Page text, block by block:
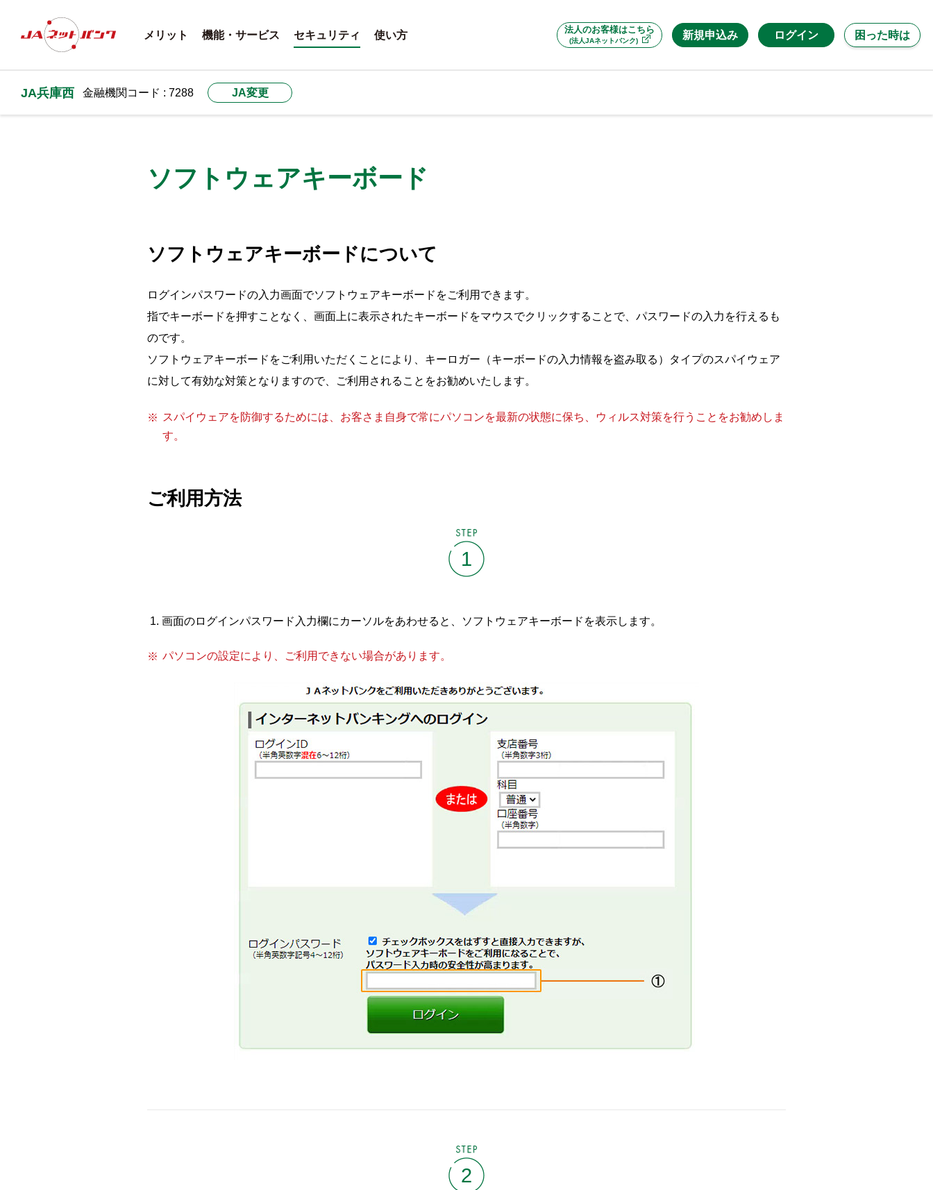
法人のお客様はこちら
(法人JAネットバンク) 新規申込み
メリット 機能・サービス セキュリティ 使い方 ログイン 困った時は
JA兵庫西 金融機関コード : 7288 JA変更
ソフトウェアキーボード
ソフトウェアキーボードについて
ログインパスワードの入力画面でソフトウェアキーボードをご利用できます。
指でキーボードを押すことなく、画面上に表示されたキーボードをマウスでクリックすることで、パスワードの入力を行えるも
のです。
ソフトウェアキーボードをご利用いただくことにより、キーロガー（キーボードの入力情報を盗み取る）タイプのスパイウェア
に対して有効な対策となりますので、ご利用されることをお勧めいたします。
スパイウェアを防御するためには、お客さま自身で常にパソコンを最新の状態に保ち、ウィルス対策を行うことをお勧めしま
す。
ご利用方法
1
画面のログインパスワード入力欄にカーソルをあわせると、ソフトウェアキーボードを表示します。
パソコンの設定により、ご利用できない場合があります。
2